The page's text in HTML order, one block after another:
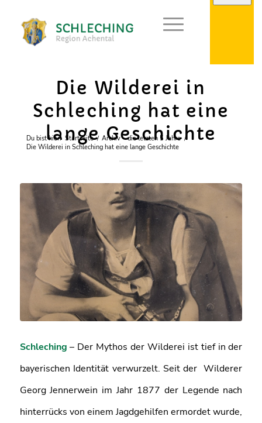
Du bist hier: Startseite / Archiv – die letzten 5 Jahre /
Die Wilderei in Schleching hat eine lange Geschichte
Die Wilderei in
Schleching hat eine
lange Geschichte
Schleching – Der Mythos der Wilderei ist tief in der
bayerischen Identität verwurzelt. Seit der Wilderer
Georg Jennerwein im Jahr 1877 der Legende nach
hinterrücks von einem Jagdgehilfen ermordet wurde,